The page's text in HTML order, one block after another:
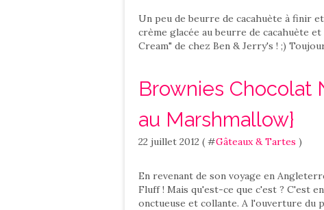
Un peu de beurre de cacahuète à finir
crème glacée au beurre de cacahuète
Cream" de chez Ben & Jerry's ! ;)
Brownies Chocolat
au Marshmallow}
22 juillet 2012 ( #Gâteaux & Tartes )
En revenant de son voyage en
Fluff ! Mais qu'est-ce que c'est ? C'est
onctueuse et collante. A l'ouverture du